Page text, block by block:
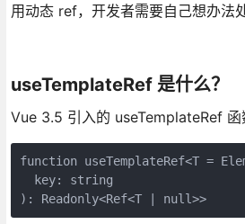
用动态 ref，开发者需要自己想办法处
useTemplateRef 是什么？
Vue 3.5 引入的 useTemplateRef 函
function useTemplateRef<T =
  key: string
): Readonly<Ref<T | null>>